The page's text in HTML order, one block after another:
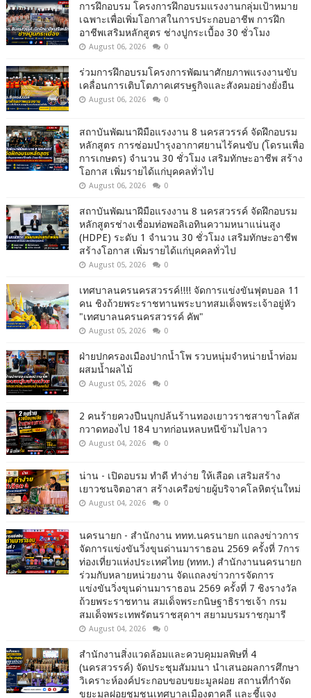
การฝึกอบรม โครงการฝึกอบรมแรงงานกลุ่มเป้าหมาย
เฉพาะเพื่อเพิ่มโอกาสในการประกอบอาชีพ การฝึก
อาชีพเสริมหลักสูตร ช่างปูกระเบื้อง 30 ชั่วโมง
August 06, 2026 0
ร่วมการฝึกอบรมโครงการพัฒนาศักยภาพแรงงานขับ
เคลื่อนการเติบโตภาคเศรษฐกิจและสังคมอย่างยั่งยืน
August 06, 2026 0
สถาบันพัฒนาฝีมือแรงงาน 8 นครสวรรค์ จัดฝึกอบรม
หลักสูตร การซ่อมบำรุงอากาศยานไร้คนขับ (โดรนเพื่อ
การเกษตร) จำนวน 30 ชั่วโมง เสริมทักษะอาชีพ สร้าง
โอกาส เพิ่มรายได้แก่บุคคลทั่วไป
August 06, 2026 0
สถาบันพัฒนาฝีมือแรงงาน 8 นครสวรรค์ จัดฝึกอบรม
หลักสูตรช่างเชื่อมท่อพอลิเอทินความหนาแน่นสูง
(HDPE) ระดับ 1 จำนวน 30 ชั่วโมง เสริมทักษะอาชีพ
สร้างโอกาส เพิ่มรายได้แก่บุคคลทั่วไป
August 05, 2026 0
เทศบาลนครนครสวรรค์!!!! จัดการแข่งขันฟุตบอล 11
คน ชิงถ้วยพระราชทานพระบาทสมเด็จพระเจ้าอยู่หัว
"เทศบาลนครนครสวรรค์ คัพ"
August 05, 2026 0
ฝ่ายปกครองเมืองปากน้ำโพ รวบหนุ่มจำหน่ายน้ำท่อม
ผสมน้ำผลไม้
August 05, 2026 0
2 คนร้ายควงปืนบุกปล้นร้านทองเยาวราชสาขาโลตัส
กวาดทองไป 184 บาทก่อนหลบหนีข้ามไปลาว
August 04, 2026 0
น่าน - เปิดอบรม ทำดี ทำง่าย ให้เลือด เสริมสร้าง
เยาวชนจิตอาสา สร้างเครือข่ายผู้บริจาคโลหิตรุ่นใหม่
August 04, 2026 0
นครนายก - สำนักงาน ททท.นครนายก แถลงข่าวการ
จัดการแข่งขันวิ่งขุนด่านมาราธอน 2569 ครั้งที่ 7การ
ท่องเที่ยวแห่งประเทศไทย (ททท.) สำนักงานนครนายก
ร่วมกับหลายหน่วยงาน จัดแถลงข่าวการจัดการ
แข่งขันวิ่งขุนด่านมาราธอน 2569 ครั้งที่ 7 ชิงรางวัล
ถ้วยพระราชทาน สมเด็จพระกนิษฐาธิราชเจ้า กรม
สมเด็จพระเทพรัตนราชสุดาฯ สยามบรมราชกุมารี
August 04, 2026 0
สำนักงานสิ่งแวดล้อมและควบคุมมลพิษที่ 4
(นครสวรรค์) จัดประชุมสัมมนา นำเสนอผลการศึกษา
วิเคราะห์องค์ประกอบขอบขยะมูลฝอย สถานที่กำจัด
ขยะมูลฝอยชุมชนเทศบาลเมืองตาคลี และชี้แจง